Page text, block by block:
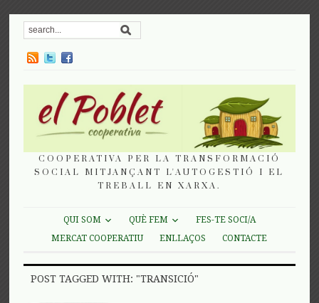
COOPERATIVA PER LA TRANSFORMACIÓ
SOCIAL MITJANÇANT L'AUTOGESTIÓ I EL
TREBALL EN XARXA.
QUI SOM QUÈ FEM
FES-TE SOCI/A
MERCAT COOPERATIU
ENLLAÇOS CONTACTE
POST TAGGED WITH: "TRANSICIÓ"